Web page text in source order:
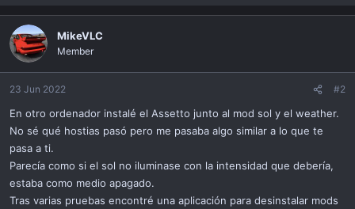
a
c
t
i
o
n
:
MikeVLC
Member
23 Jun 2022 #2
En otro ordenador instalé el Assetto junto al mod sol y el weather.
No sé qué hostias pasó pero me pasaba algo similar a lo que te
pasa a ti.
Parecía como si el sol no iluminase con la intensidad que debería,
estaba como medio apagado.
Tras varias pruebas encontré una aplicación para desinstalar mods